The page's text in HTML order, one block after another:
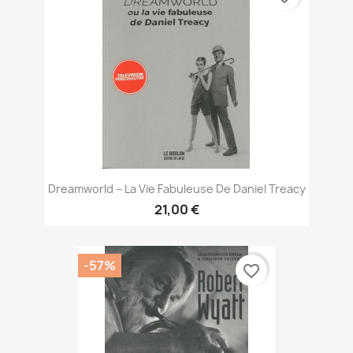
Dreamworld – La Vie Fabuleuse De Daniel Treacy
21,00 €
-57% favorite_border